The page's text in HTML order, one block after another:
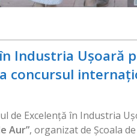
Industria Ușoară
de Excelență în Industria
Aur”, organizat de Școala